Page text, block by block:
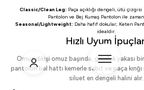
Classic/Clean Leg: Paça açıklığı dengeli, ütü
Pantolon ve Bej Kumaş Pantolon ile
Seasonal/Lightweight: Daha hafif dokular; Keten
idealdir.
Hızlı Uyum
Omuz dikişi omuz başında, gömlek yakası
pantolon bel hattı kemerle sabit ve paça
siluet en dengeli halini alır.